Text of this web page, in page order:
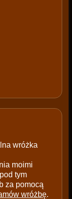
wróżka
moimi
tym
za pomocą
wróżbę.